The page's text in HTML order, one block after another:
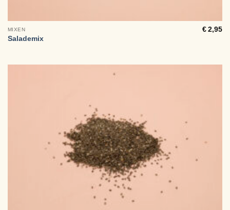
MIXEN
Salademix
€ 2,95